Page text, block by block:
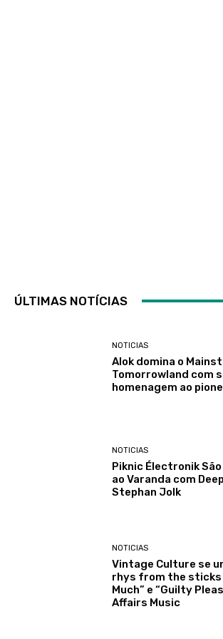
ÚLTIMAS NOTÍCIAS
NOTICIAS
Alok domina o
Tomorrowland com
homenagem ao
NOTICIAS
Piknic Électronik
ao Varanda com
Stephan Jolk
NOTICIAS
Vintage Culture se
rhys from the sticks
Much” e “Guilty
Affairs Music